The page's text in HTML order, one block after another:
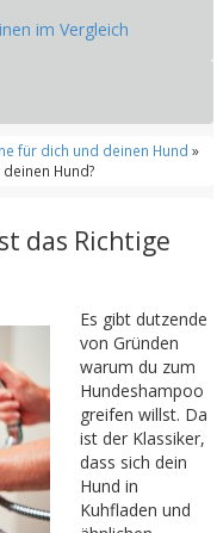
für dich und deinen Hund »
Hund?
das Richtige
Es gibt dutzende
von Gründen
warum du zum
Hundeshampoo
greifen willst. Da
ist der Klassiker,
dass sich dein
Hund in
Kuhfladen und